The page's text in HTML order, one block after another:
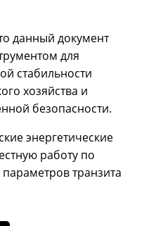
данный документ
для
стабильности
хозяйства и
безопасности.
энергетические
работу по
транзита